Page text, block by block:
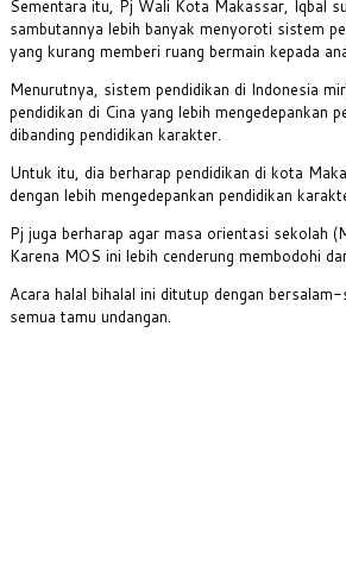
Sementara itu, Pj Wali Kota Makassar, Iqbal
sambutannya lebih banyak menyoroti sistem
yang kurang memberi ruang bermain kepada
Menurutnya, sistem pendidikan di Indonesia
pendidikan di Cina yang lebih mengedepankan
dibanding pendidikan karakter.
Untuk itu, dia berharap pendidikan di kota
dengan lebih mengedepankan pendidikan
Pj juga berharap agar masa orientasi sekolah
Karena MOS ini lebih cenderung membodohi
Acara halal bihalal ini ditutup dengan
semua tamu undangan.